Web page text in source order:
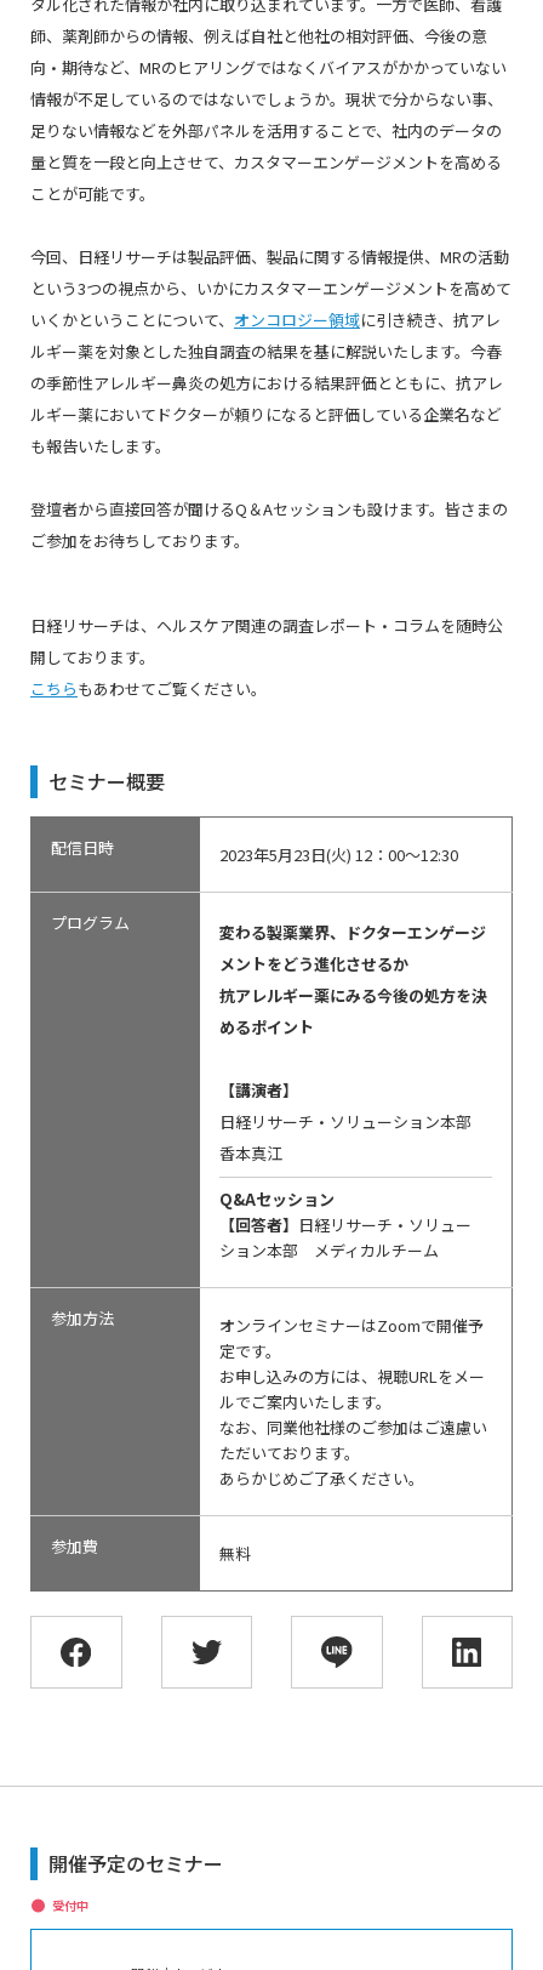
師、薬剤師からの情報、例えば自社と他社の相対評価、今後の意
向・期待など、MRのヒアリングではなくバイアスがかかっていない
情報が不足しているのではないでしょうか。現状で分からない事、
足りない情報などを外部パネルを活用することで、社内のデータの
量と質を一段と向上させて、カスタマーエンゲージメントを高める
ことが可能です。
今回、日経リサーチは製品評価、製品に関する情報提供、MRの活動
という3つの視点から、いかにカスタマーエンゲージメントを高めて
いくかということについて、 オンコロジー領域に引き続き、抗アレ
ルギー薬を対象とした独自調査の結果を基に解説いたします。今春
の季節性アレルギー鼻炎の処方における結果評価とともに、抗アレ
ルギー薬においてドクターが頼りになると評価している企業名など
も報告いたします。
登壇者から直接回答が聞けるQ＆Aセッションも設けます。皆さまの
ご参加をお待ちしております。
日経リサーチは、ヘルスケア関連の調査レポート・コラムを随時公
開しております。
こちらもあわせてご覧ください。
セミナー概要
配信日時 2023年5月23日(火) 12：00～12:30
プログラム
変わる製薬業界、ドクターエンゲージ
メントをどう進化させるか
抗アレルギー薬にみる今後の処方を決
めるポイント
【講演者】
日経リサーチ・ソリューション本部
香本真江
Q&Aセッション
【回答者】 日経リサーチ・ソリュー
ション本部 メディカルチーム
参加方法
オンラインセミナーはZoomで開催予
定です。
お申し込みの方には、視聴URLをメー
ルでご案内いたします。
なお、同業他社様のご参加はご遠慮い
ただいております。
あらかじめご了承ください。
参加費 無料
開催予定のセミナー
受付中